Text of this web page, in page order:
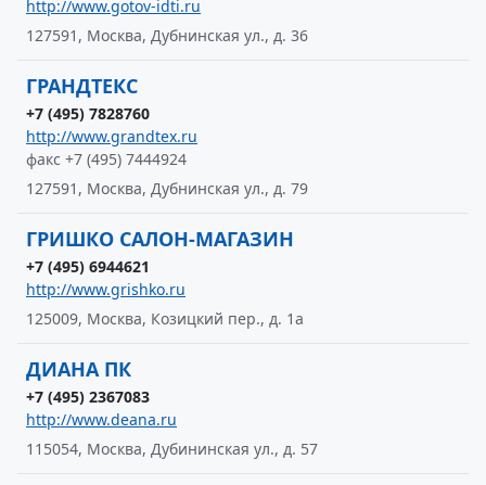
http://www.gotov-idti.ru
127591, Москва, Дубнинская ул., д. 36
ГРАНДТЕКС
+7 (495) 7828760
http://www.grandtex.ru
факс +7 (495) 7444924
127591, Москва, Дубнинская ул., д. 79
ГРИШКО САЛОН-МАГАЗИН
+7 (495) 6944621
http://www.grishko.ru
125009, Москва, Козицкий пер., д. 1а
ДИАНА ПК
+7 (495) 2367083
http://www.deana.ru
115054, Москва, Дубининская ул., д. 57